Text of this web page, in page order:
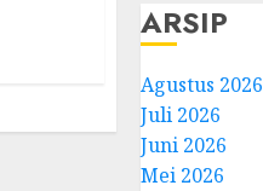
ARSIP
Agustus 2026
Juli 2026
Juni 2026
Mei 2026